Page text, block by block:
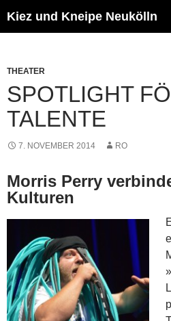
Inhalt
Kiez und Kneipe Neukölln
THEATER
SPOTLIGHT
TALENTE
7. NOVEMBER 2014 RO
Morris Perry
Kulturen